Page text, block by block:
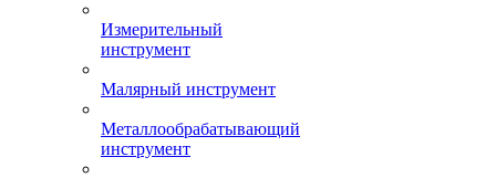
Измерительный
инструмент
Малярный инструмент
Металлообрабатывающий
инструмент